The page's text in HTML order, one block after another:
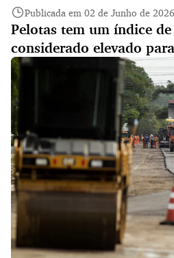
Publicada em 02 de Junho de
Pelotas tem um índice
considerado elevado